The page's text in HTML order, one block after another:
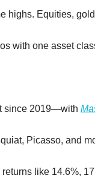
highs. Equities,
with one asset
since 2019—with
Picasso, and
like 14.6%,